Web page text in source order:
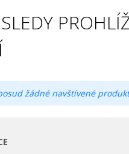
žádné navštívené